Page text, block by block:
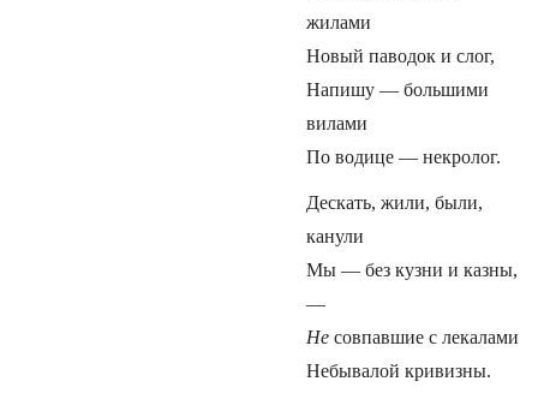
жилами
Новый паводок и слог,
Напишу — большими
вилами
По водице — некролог.
Дескать, жили, были,
канули
Мы — без кузни и казны,
—
Не совпавшие с лекалами
Небывалой кривизны.